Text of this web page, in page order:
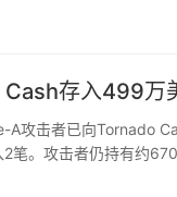
存入499万
攻击者已向Tornado
。攻击者仍持有约670